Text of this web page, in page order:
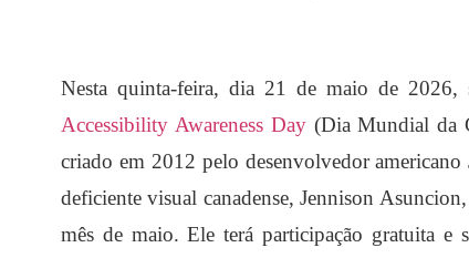
Nesta quinta-feira, dia 21 de maio de 2026,
Accessibility Awareness Day(Dia Mundial da
criado em 2012 pelo desenvolvedor
deficiente visual canadense, Jennison
mês de maio. Ele terá participação gratuita e